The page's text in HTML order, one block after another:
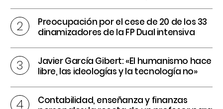
Preocupación por el cese de 20 de los 33
dinamizadores de la FP Dual intensiva
Javier García Gibert: «El humanismo hace
libre, las ideologías y la tecnología no»
Contabilidad, enseñanza y finanzas